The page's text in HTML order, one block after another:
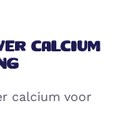
CALCIUM
calcium voor